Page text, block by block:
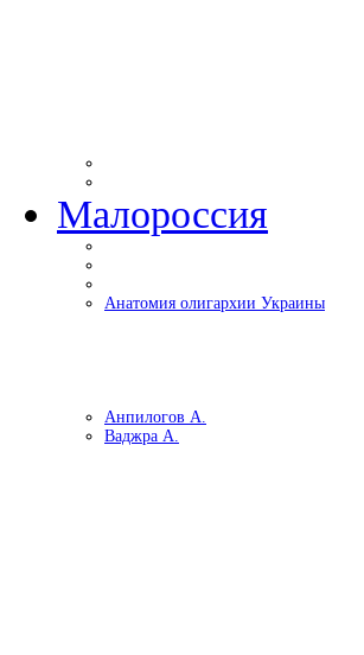
Малороссия
Анатомия олигархии Украины
Анпилогов А.
Ваджра А.